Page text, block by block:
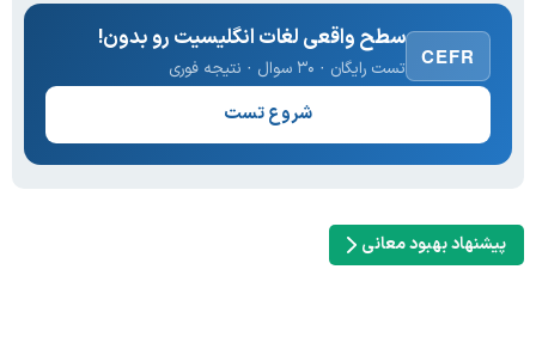
CEFR
سطح واقعی لغات انگلیسیت رو بدون!
تست رایگان · ۳۰ سوال · نتیجه فوری
شروع تست
پیشنهاد بهبود معانی